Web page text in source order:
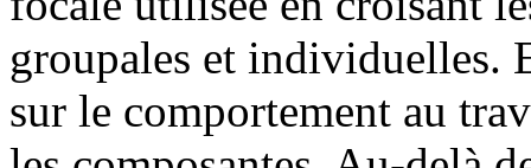
groupales et individuelles.
sur le comportement au